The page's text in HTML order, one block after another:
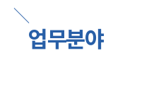
서울·대전·천안변호사
천안형사전문변호사
천안이혼전문변호사
천안학교폭력변호사
업무분야